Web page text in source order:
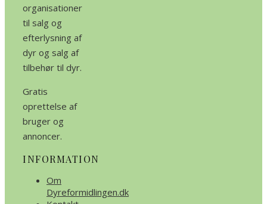
organisationer
til salg og
efterlysning af
dyr og salg af
tilbehør til dyr.
Gratis
oprettelse af
bruger og
annoncer.
INFORMATION
Om
Dyreformidlingen.dk